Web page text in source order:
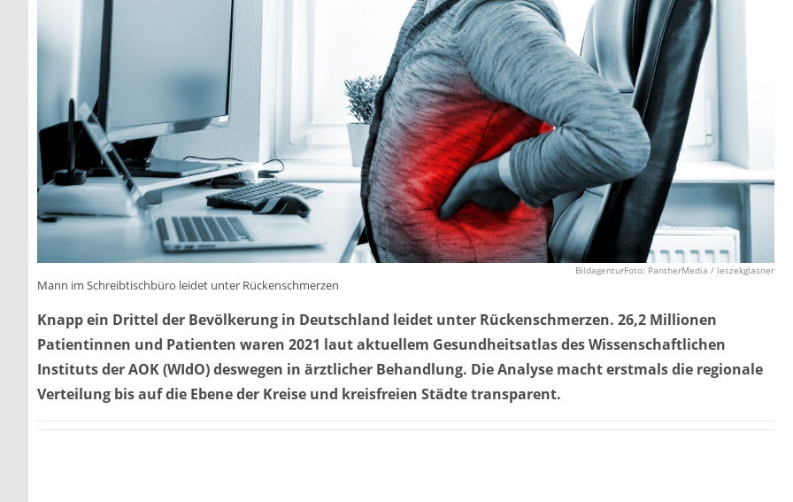
BildagenturFoto: PantherMedia / leszekglasner
Mann im Schreibtischbüro leidet unter Rückenschmerzen
Knapp ein Drittel der Bevölkerung in Deutschland leidet unter Rückenschmerzen. 26,2 Millionen
Patientinnen und Patienten waren 2021 laut aktuellem Gesundheitsatlas des Wissenschaftlichen
Instituts der AOK (WIdO) deswegen in ärztlicher Behandlung. Die Analyse macht erstmals die regionale
Verteilung bis auf die Ebene der Kreise und kreisfreien Städte transparent.